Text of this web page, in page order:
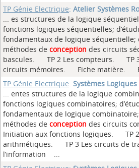
TP Génie Electrique: Atelier Systèmes
... es structures de la logique
fonctions logiques séquentielles;
fondamentaux de logique
méthodes de conception des circuits
bascules. TP 2 Les compteurs. TP
circuits mémoires. Fiche matière.
TP Génie Electrique: Systèmes Logiques
... entes structures de la logique
fonctions logiques combinatoires;
fondamentaux de logique
méthodes de conception des circuits
Initiation aux fonctions logiques. TP 2
arithmétiques. TP 3 Les circuits de
l’information ...